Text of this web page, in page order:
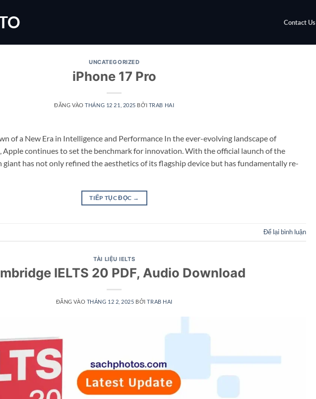
Contact Us
UNCATEGORIZED
iPhone 17 Pro
ĐĂNG VÀOTHÁNG 12 21, 2025 BỞI TRAB HAI
of a New Era in Intelligence and Performance In the ever-evolving landscape of
Apple continues to set the benchmark for innovation. With the official launch of the
giant has not only refined the aesthetics of its flagship device but has fundamentally re-
TIẾP TỤC ĐỌC →
Để lại bình luận
TÀI LIỆU IELTS
IELTS 20 PDF, Audio Download
ĐĂNG VÀO THÁNG 12 2, 2025 BỞITRAB HAI